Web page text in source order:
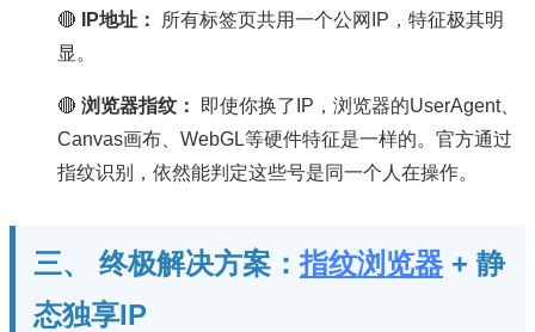
🔴 IP地址：
所有标签页共用一个公网IP，特征极其明
显。
🔴 浏览器指纹：
即使你换了IP，浏览器的UserAgent、
Canvas画布、WebGL等硬件特征是一样的。官方通过
指纹识别，依然能判定这些号是同一个人在操作。
三、 终极解决方案：指纹浏览器 + 静
态独享IP